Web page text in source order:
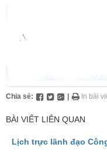
Chia sẻ: In bài
BÀI VIẾT LIÊN QUAN
Lịch trực lãnh đạo